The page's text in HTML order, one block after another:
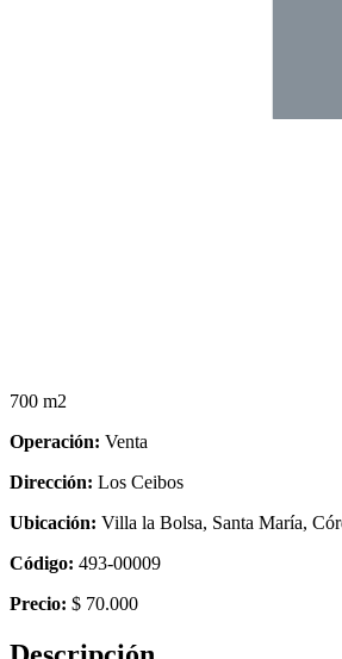
700 m2
Operación: Venta
Dirección: Los Ceibos
Ubicación: Villa la Bolsa, Santa María,
Código: 493-00009
Precio: $ 70.000